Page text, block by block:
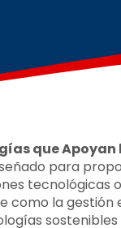
que
para
tecnológicas
como la gestión